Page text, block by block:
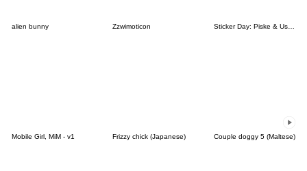
alien bunny Zzwimoticon Sticker Day: Piske & Usagi
Mobile Girl, MiM - v1 Frizzy chick (Japanese) Couple doggy 5 (Maltese)